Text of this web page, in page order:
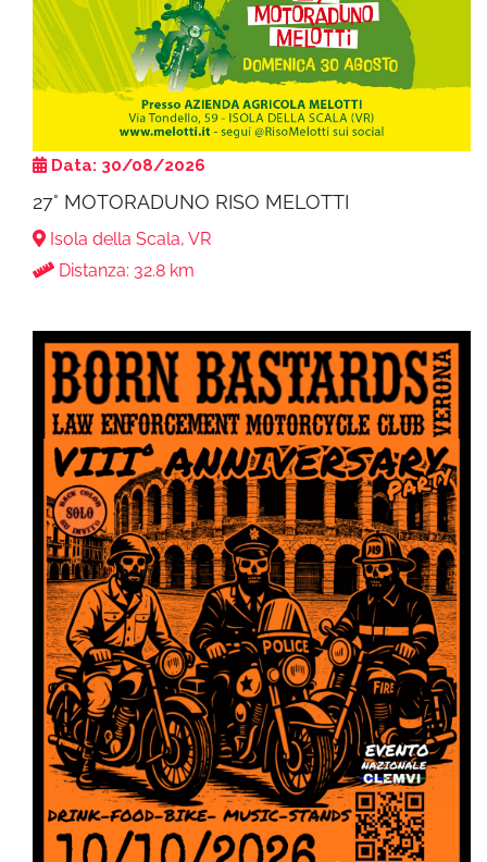
Data: 30/08/2026
27° MOTORADUNO RISO MELOTTI
Isola della Scala, VR
Distanza: 32.8 km